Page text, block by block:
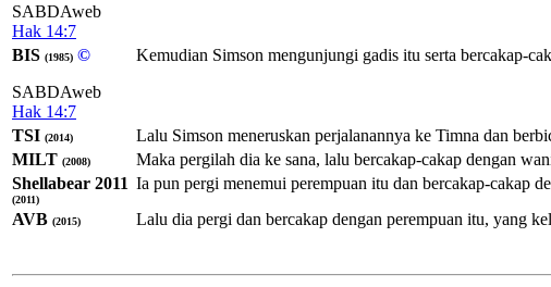
SABDAweb
Hak 14:7
BIS (1985) ©
SABDAweb
Hak 14:7
Kemudian Simson mengunjungi gadis itu serta bercakap-
TSI (2014)
Lalu Simson meneruskan perjalanannya ke Timna dan
MILT (2008)
Maka pergilah dia ke sana, lalu bercakap-cakap dengan
Shellabear 2011
(2011)
Ia pun pergi menemui perempuan itu dan bercakap-cakap
AVB (2015) Lalu dia pergi dan bercakap dengan perempuan itu, yang